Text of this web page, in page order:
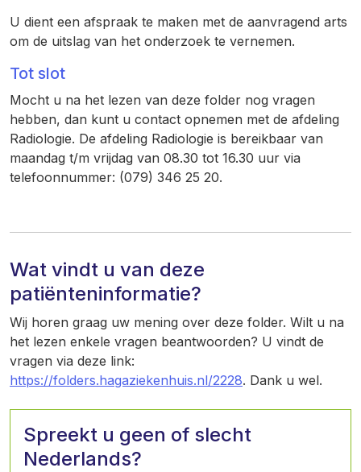
U dient een afspraak te maken met de aanvragend arts
om de uitslag van het onderzoek te vernemen.
Tot slot
Mocht u na het lezen van deze folder nog vragen
hebben, dan kunt u contact opnemen met de afdeling
Radiologie. De afdeling Radiologie is bereikbaar van
maandag t/m vrijdag van 08.30 tot 16.30 uur via
telefoonnummer: (079) 346 25 20.
Wat vindt u van deze
patiënteninformatie?
Wij horen graag uw mening over deze folder. Wilt u na
het lezen enkele vragen beantwoorden? U vindt de
vragen via deze link:
https://folders.hagaziekenhuis.nl/2228. Dank u wel.
Spreekt u geen of slecht
Nederlands?